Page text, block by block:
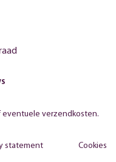
eventuele verzendkosten.
statement Cookies